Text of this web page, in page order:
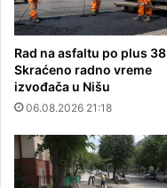
Rad na asfaltu po plus
Skraćeno radno vreme
izvođača u Nišu
06.08.2026 21:18